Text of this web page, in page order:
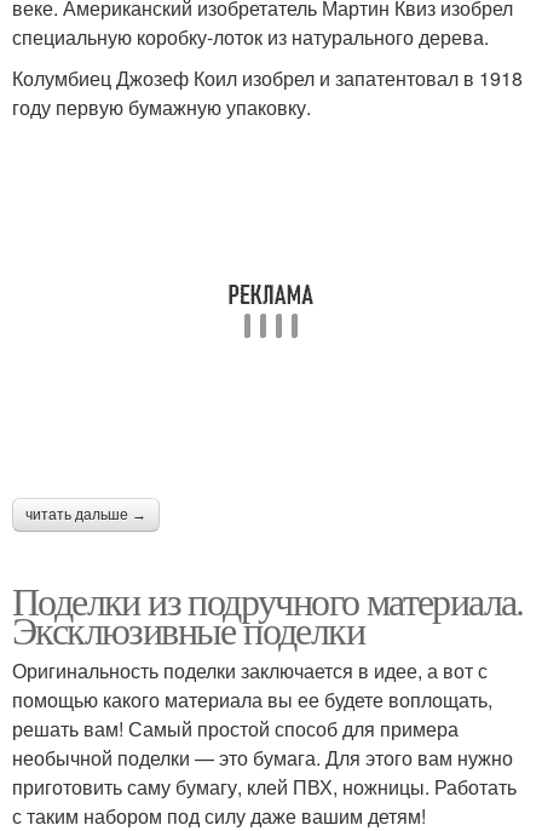
Поделки на кухню Поделки для дачи
Поделки из бутылок
пластмассовых
бутылок
веке. Американский изобретатель Мартин Квиз изобрел
специальную коробку-лоток из натурального дерева.
Колумбиец Джозеф Коил изобрел и запатентовал в 1918
году первую бумажную упаковку.
читать дальше →
Поделки из подручного материала.
Эксклюзивные поделки
Оригинальность поделки заключается в идее, а вот с
помощью какого материала вы ее будете воплощать,
решать вам! Самый простой способ для примера
необычной поделки — это бумага. Для этого вам нужно
приготовить саму бумагу, клей ПВХ, ножницы. Работать
с таким набором под силу даже вашим детям!